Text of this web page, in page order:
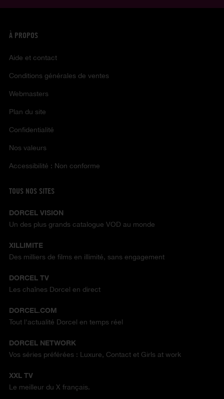
À PROPOS
Aide et contact
Conditions générales de ventes
Webmasters
Plan du site
Confidentialité
Nos valeurs
Accessibilité : Non conforme
TOUS NOS SITES
DORCEL VISION
Un des plus grands catalogue VOD au monde
XILLIMITE
Des milliers de films en illimité, sans engagement
DORCEL TV
Les chaînes Dorcel en direct
DORCEL.COM
Tout l'actualité Dorcel en temps réel
DORCEL NETWORK
Vos séries préférées : Luxure, Contact et Girls at work
XXL TV
Le meilleur du X français.